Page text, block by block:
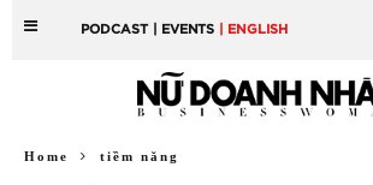
PODCAST | EVENTS | ENGLISH
Home tiềm năng